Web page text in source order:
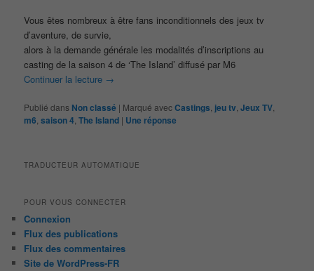
Vous êtes nombreux à être fans inconditionnels des jeux tv
d’aventure, de survie,
alors à la demande générale les modalités d’inscriptions au
casting de la saison 4 de ‘The Island’ diffusé par M6
Continuer la lecture →
Publié dans Non classé | Marqué avecCastings jeu tv ,Jeux TV
m6 ,saison 4 ,The Island | Une réponse
TRADUCTEUR AUTOMATIQUE
POUR VOUS CONNECTER
Connexion
Flux des publications
Flux des commentaires
Site de WordPress-FR